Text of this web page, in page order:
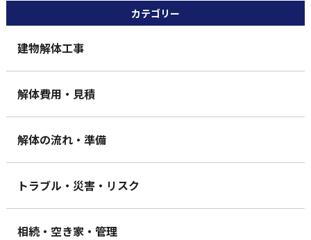
カテゴリー
建物解体工事
解体費用・見積
解体の流れ・準備
トラブル・災害・リスク
相続・空き家・管理